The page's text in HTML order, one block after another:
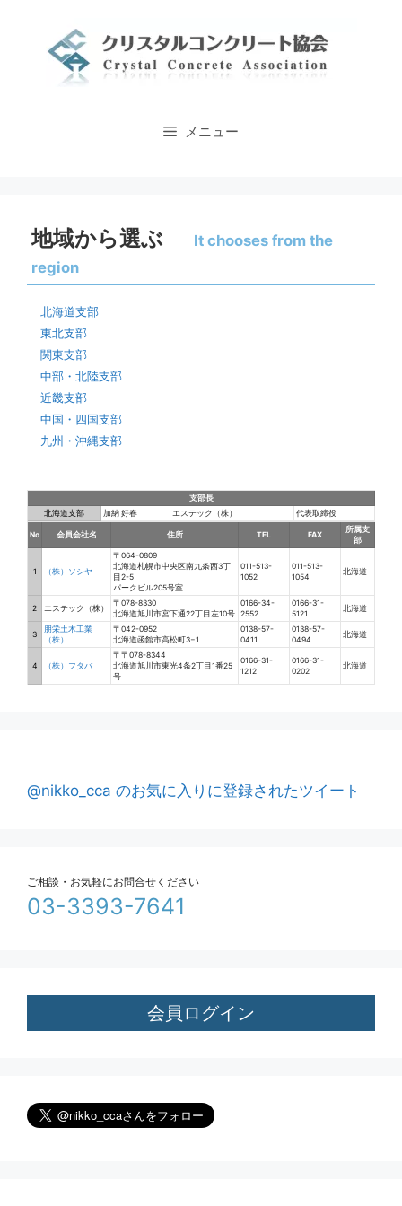
メニュー
地域から選ぶ
It chooses from the
region
北海道支部
東北支部
関東支部
中部・北陸支部
近畿支部
中国・四国支部
九州・沖縄支部
支部長
北海道支部
加納 好春 エステック（株） 代表取締役
No 会員会社名 住所 TEL FAX
所属支
部
1 （株）ソシヤ
〒064-0809
北海道札幌市中央区南九条西3丁
目2-5
パークビル205号室
011-513-
1052
011-513-
1054
北海道
2 エステック（株）
〒078-8330
北海道旭川市宮下通22丁目左10号
0166-34-
2552
0166-31-
5121
北海道
3
朋栄土木工業
（株）
〒042-0952
北海道函館市高松町3−1
0138-57-
0411
0138-57-
0494
北海道
4 （株）フタバ
〒〒078-8344
北海道旭川市東光4条2丁目1番25
号
0166-31-
1212
0166-31-
0202
北海道
@nikko_cca のお気に入りに登録されたツイート
ご相談・お気軽にお問合せください
03-3393-7641
会員ログイン